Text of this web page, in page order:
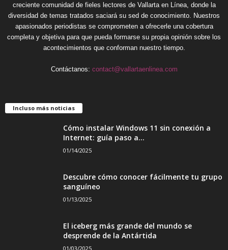
creciente comunidad de fieles lectores de Vallarta en Línea, donde la
diversidad de temas tratados saciará su sed de conocimiento. Nuestros
apasionados periodistas se comprometen a ofrecerle una cobertura
completa y objetiva para que pueda formarse su propia opinión sobre los
acontecimientos que conforman nuestro tiempo.
Contáctanos: contact@vallartaenlinea.com
Incluso más noticias
Cómo instalar Windows 11 sin conexión a
Internet: guía paso a...
01/14/2025
Descubre cómo conocer fácilmente tu grupo
sanguíneo
01/13/2025
El iceberg más grande del mundo se
desprende de la Antártida
01/03/2025